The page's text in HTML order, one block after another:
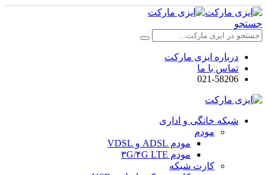
جستجو
درباره ایزی مارکت
تماس با ما
021-58206
شبکه خانگی و اداری
مودم
مودم ADSL و VDSL
مودم ۳G/۴G LTE
کارت شبکه